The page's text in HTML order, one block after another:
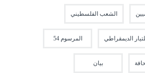
الشعب الفلسطيني
الديمقراطي المرسوم 54
بيان